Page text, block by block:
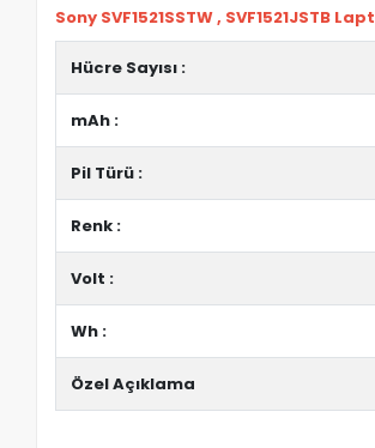
Sony SVF1521SSTW , SVF1521JSTB
Hücre Sayısı :
mAh :
Pil Türü :
Renk :
Volt :
Wh :
Özel Açıklama